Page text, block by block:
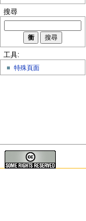
搜尋
工具:
特殊頁面